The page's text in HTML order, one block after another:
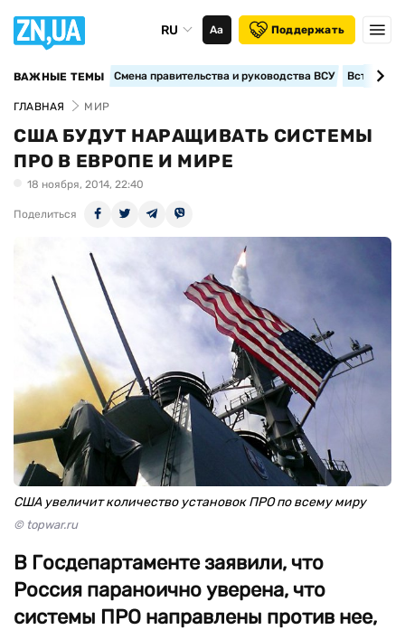
RU Аа Поддержать
ВАЖНЫЕ ТЕМЫ Смена правительства и руководства ВСУ
ГЛАВНАЯ МИР
США БУДУТ НАРАЩИВАТЬ СИСТЕМЫ
ПРО В ЕВРОПЕ И МИРЕ
18 ноября, 2014, 22:40
Поделиться
США увеличит количество установок ПРО по всему миру
© topwar.ru
В Госдепартаменте заявили, что
Россия параноично уверена, что
системы ПРО направлены против нее,